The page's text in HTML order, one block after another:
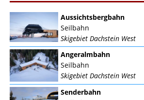
Aussichtsbergbahn
Seilbahn
Skigebiet Dachstein West
Angeralmbahn
Seilbahn
Skigebiet Dachstein West
Senderbahn